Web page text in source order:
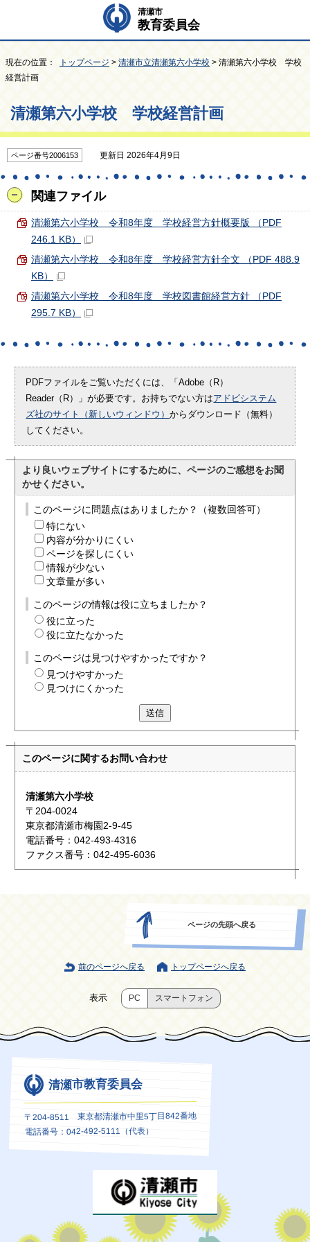
清瀬市
教育委員会
現在の位置： トップページ > 清瀬市立清瀬第六小学校 > 清瀬第六小学校 学校
経営計画
清瀬第六小学校 学校経営計画
ページ番号2006153 更新日 2026年4月9日
関連ファイル
清瀬第六小学校 令和8年度 学校経営方針概要版 （PDF
246.1 KB）
清瀬第六小学校 令和8年度 学校経営方針全文 （PDF 488.9
KB）
清瀬第六小学校 令和8年度 学校図書館経営方針 （PDF
295.7 KB）
PDFファイルをご覧いただくには、「Adobe（R）
Reader（R）」が必要です。お持ちでない方はアドビシステム
ズ社のサイト（新しいウィンドウ）からダウンロード（無料）
してください。
より良いウェブサイトにするために、ページのご感想をお聞
かせください。
このページに問題点はありましたか？（複数回答可）
特にない
内容が分かりにくい
ページを探しにくい
情報が少ない
文章量が多い
このページの情報は役に立ちましたか？
役に立った
役に立たなかった
このページは見つけやすかったですか？
見つけやすかった
見つけにくかった
送信
このページに関するお問い合わせ
清瀬第六小学校
〒204-0024
東京都清瀬市梅園2-9-45
電話番号：042-493-4316
ファクス番号：042-495-6036
ページの先頭へ戻る
前のページへ戻る トップページへ戻る
表示 PC スマートフォン
清瀬市教育委員会
〒204-8511 東京都清瀬市中里5丁目842番地
電話番号：042-492-5111（代表）